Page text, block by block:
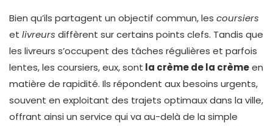
Bien qu’ils partagent un objectif commun, les coursiers
et livreurs diffèrent sur certains points clefs. Tandis que
les livreurs s’occupent des tâches régulières et parfois
lentes, les coursiers, eux, sont la crème de la crèmeen
matière de rapidité. Ils répondent aux besoins urgents,
souvent en exploitant des trajets optimaux dans la ville,
offrant ainsi un service qui va au-delà de la simple